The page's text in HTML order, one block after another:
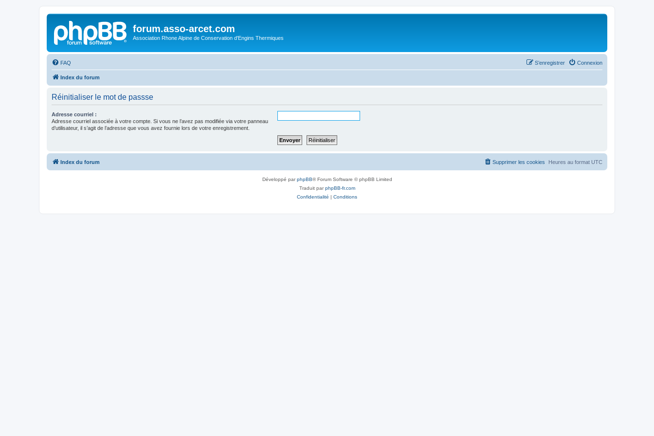
forum.asso-arcet.com
Association Rhone Alpine de Conservation d'Engins Thermiques
FAQ Connexion
S’enregistrer
Index du forum
Réinitialiser le mot de passse
Adresse courriel :
Adresse courriel associée à votre compte. Si vous ne l’avez pas modifiée via votre panneau
d’utilisateur, il s’agit de l’adresse que vous avez fournie lors de votre enregistrement.
Index du forum Heures au format UTC
Supprimer les cookies
Développé parphpBB® Forum Software © phpBB Limited
Traduit parphpBB-fr.com
Confidentialité | Conditions